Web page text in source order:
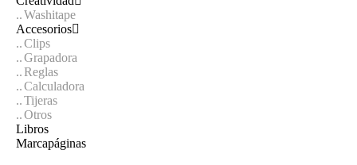
Washitape
Accesorios
Clips
Grapadora
Reglas
Calculadora
Tijeras
Otros
Libros
Marcapáginas